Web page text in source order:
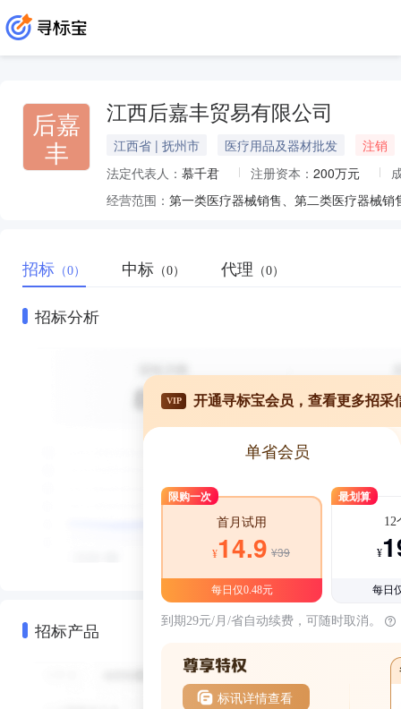
后嘉
丰
江西后嘉丰贸易有限公司
江西省 | 抚州市 医疗用品及器材批发
注销
法定代表人： 慕千君 注册资本： 200万元
经营范围：
招标 （0） 中标 （0） 代理 （0）
招标分析
招标产品
VIP 开通寻标宝会员，查看更多招采
单省会员
限购一次
首月试用
¥14.9 ¥39
每日仅0.48元
最划算
12
¥
每日
到期29元/月/省自动续费，可随时取消。
标讯详情查看